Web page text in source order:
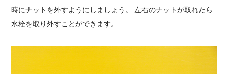
時にナットを外すようにしましょう。 左右のナットが取れたら
水栓を取り外すことができます。